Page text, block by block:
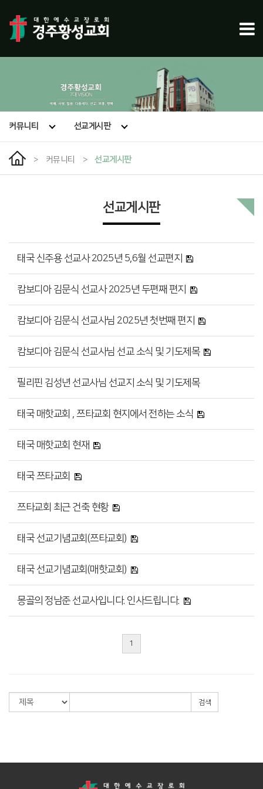
커뮤니티 선교게시판
> 커뮤니티 > 선교게시판
선교게시판
태국 신주용 선교사 2025년 5,6월 선교편지
캄보디아 김문식 선교사 2025년 두편째 편지
캄보디아 김문식 선교사님 2025년 첫번째 편지
캄보디아 김문식 선교사님 선교 소식 및 기도제목
필리핀 김성년 선교사님 선교지 소식 및 기도제목
태국 매핫교회 , 쯔타교회 현지에서 전하는 소식
태국 매핫교회 현재
태국 쯔타교회
쯔타교회 최근 건축 현황
태국 선교기념교회(쯔타교회)
태국 선교기념교회(매핫교회)
몽골의 정남준 선교사입니다. 인사드립니다.
1
검색